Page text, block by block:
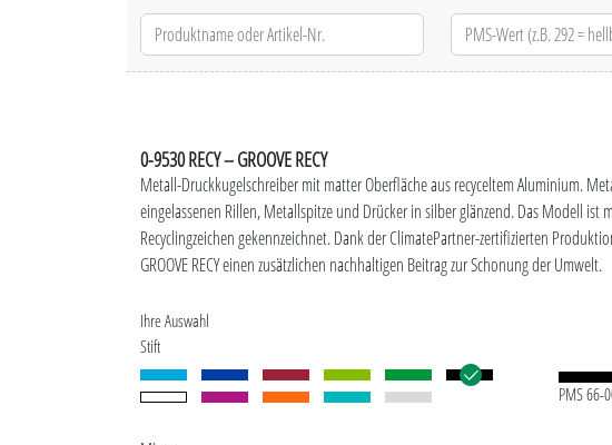
0-9530 RECY – GROOVE RECY
Metall-Druckkugelschreiber mit matter Oberfläche aus recyceltem Aluminium.
eingelassenen Rillen, Metallspitze und Drücker in silber glänzend. Das Modell ist
Recyclingzeichen gekennzeichnet. Dank der ClimatePartner-zertifizierten
GROOVE RECY einen zusätzlichen nachhaltigen Beitrag zur Schonung der Umwelt.
Ihre Auswahl
Stift
PMS 66-